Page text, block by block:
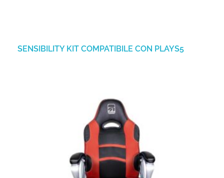
SENSIBILITY KIT COMPATIBILE CON PLAYS5